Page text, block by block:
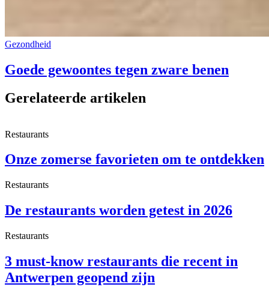
Gezondheid
Goede gewoontes tegen zware benen
Gerelateerde artikelen
Restaurants
Onze zomerse favorieten om te ontdekken
Restaurants
De restaurants worden getest in 2026
Restaurants
3 must-know restaurants die recent in
Antwerpen geopend zijn